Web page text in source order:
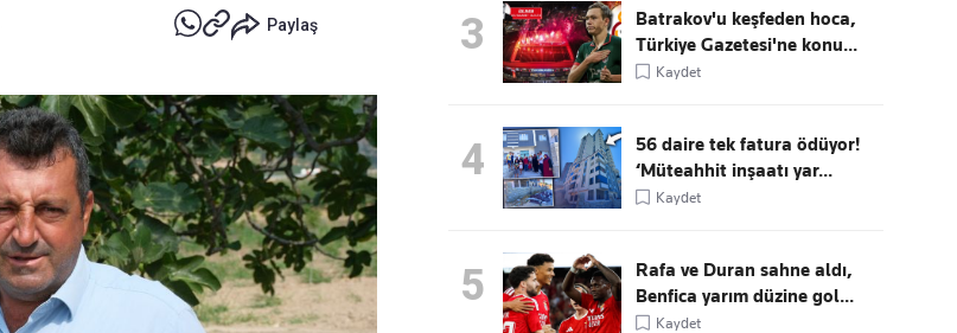
Paylaş 3
Batrakov'u keşfeden hoca,
Türkiye Gazetesi'ne konu...
Kaydet
4
56 daire tek fatura ödüyor!
‘Müteahhit inşaatı yar...
Kaydet
5
Rafa ve Duran sahne aldı,
Benfica yarım düzine gol...
Kaydet